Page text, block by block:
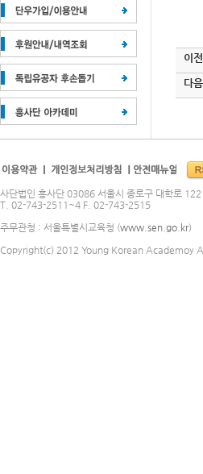
이
다
사단법인 흥사단 03086 서울시 종로구 대학로
T. 02-743-2511~4 F. 02-743-2515
주무관청 : 서울특별시교육청 (www.sen.go.kr)
Copyright(c) 2012 Young Korean Academoy